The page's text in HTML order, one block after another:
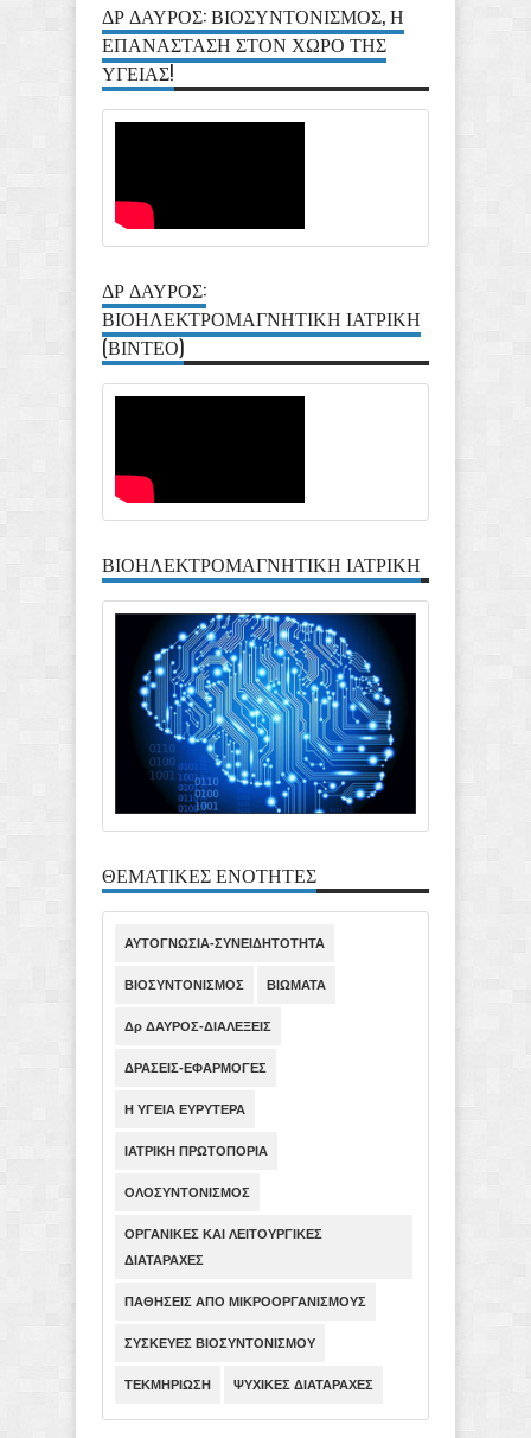
ΔΡ ΔΑΥΡΟΣ: ΒΙΟΣΥΝΤΟΝΙΣΜΟΣ, Η
ΕΠΑΝΑΣΤΑΣΗ ΣΤΟΝ ΧΩΡΟ ΤΗΣ
ΥΓΕΙΑΣ!
ΔΡ ΔΑΥΡΟΣ:
ΒΙΟΗΛΕΚΤΡΟΜΑΓΝΗΤΙΚΗ ΙΑΤΡΙΚΗ
(ΒΙΝΤΕΟ)
ΒΙΟΗΛΕΚΤΡΟΜΑΓΝΗΤΙΚΗ ΙΑΤΡΙΚΗ
ΘΕΜΑΤΙΚΕΣ ΕΝΟΤΗΤΕΣ
ΑΥΤΟΓΝΩΣΙΑ-ΣΥΝΕΙΔΗΤΟΤΗΤΑ
ΒΙΟΣΥΝΤΟΝΙΣΜΟΣ ΒΙΩΜΑΤΑ
Δρ ΔΑΥΡΟΣ-ΔΙΑΛΕΞΕΙΣ
ΔΡΑΣΕΙΣ-ΕΦΑΡΜΟΓΕΣ
Η ΥΓΕΙΑ ΕΥΡΥΤΕΡΑ
ΙΑΤΡΙΚΗ ΠΡΩΤΟΠΟΡΙΑ
ΟΛΟΣΥΝΤΟΝΙΣΜΟΣ
ΟΡΓΑΝΙΚΕΣ ΚΑΙ ΛΕΙΤΟΥΡΓΙΚΕΣ
ΔΙΑΤΑΡΑΧΕΣ
ΠΑΘΗΣΕΙΣ ΑΠΟ ΜΙΚΡΟΟΡΓΑΝΙΣΜΟΥΣ
ΣΥΣΚΕΥΕΣ ΒΙΟΣΥΝΤΟΝΙΣΜΟΥ
ΤΕΚΜΗΡΙΩΣΗ ΨΥΧΙΚΕΣ ΔΙΑΤΑΡΑΧΕΣ